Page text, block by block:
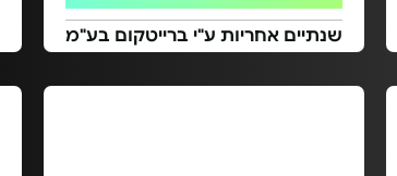
שנתיים אחריות ע"י ברייטקום בע"מ